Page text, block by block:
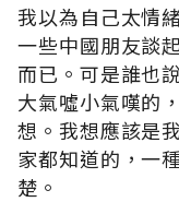
我以為自己太情
一些中國朋友談
而已。可是誰也
大氣噓小氣嘆的
想。我想應該是
家都知道的，一
楚。